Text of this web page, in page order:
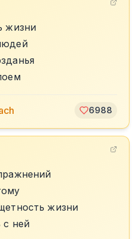
жизни
6988
жизни
с ней